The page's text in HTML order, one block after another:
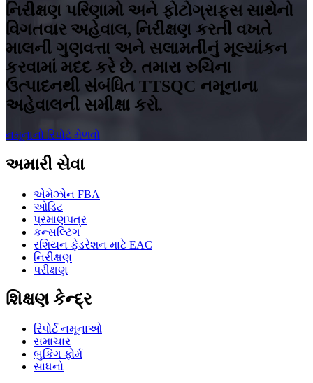
નિરીક્ષણ પરિણામો અને ફોટોગ્રાફ્સ સાથેનો
વિગતવાર અહેવાલ, નિરીક્ષણ કરતી વખતે
માલની ગુણવત્તા અને સલામતીનું મૂલ્યાંકન
કરવામાં મદદ કરે છે. તમારા રુચિના
ઉત્પાદનથી સંબંધિત TTSQC નમૂનાના
અહેવાલની સમીક્ષા કરો.
નમૂનાનો રિપોર્ટ મેળવો
અમારી સેવા
એમેઝોન FBA
ઓડિટ
પ્રમાણપત્ર
કન્સલ્ટિંગ
રશિયન ફેડરેશન માટે EAC
નિરીક્ષણ
પરીક્ષણ
શિક્ષણ કેન્દ્ર
રિપોર્ટ નમૂનાઓ
સમાચાર
બુકિંગ ફોર્મ
સાધનો